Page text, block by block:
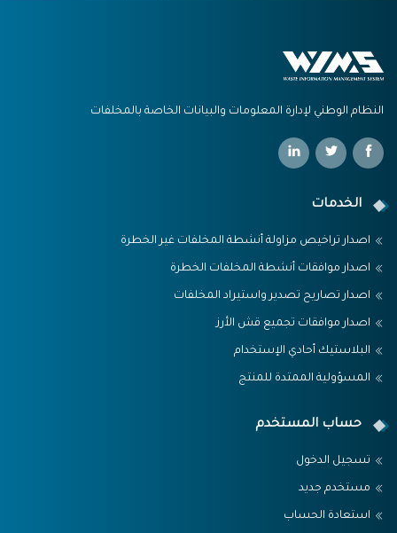
النظام الوطني لإدارة المعلومات والبيانات الخاصة بالمخلفات
الخدمات
اصدار تراخيص مزاولة أنشطة المخلفات غير الخطرة
اصدار موافقات أنشطة المخلفات الخطرة
اصدار تصاريح تصدير واستيراد المخلفات
اصدار موافقات تجميع قش الأرز
البلاستيك أحادي الإستخدام
المسؤولية الممتدة للمنتج
حساب المستخدم
تسجيل الدخول
مستخدم جديد
استعادة الحساب